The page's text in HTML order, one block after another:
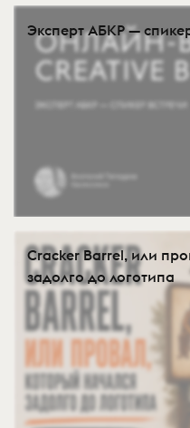
Эксперт АБКР — спикер
Cracker Barrel, или
задолго до логотипа